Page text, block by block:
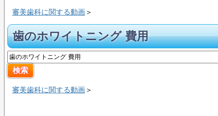
審美歯科に関する動画＞
歯のホワイトニング 費用
審美歯科に関する動画＞